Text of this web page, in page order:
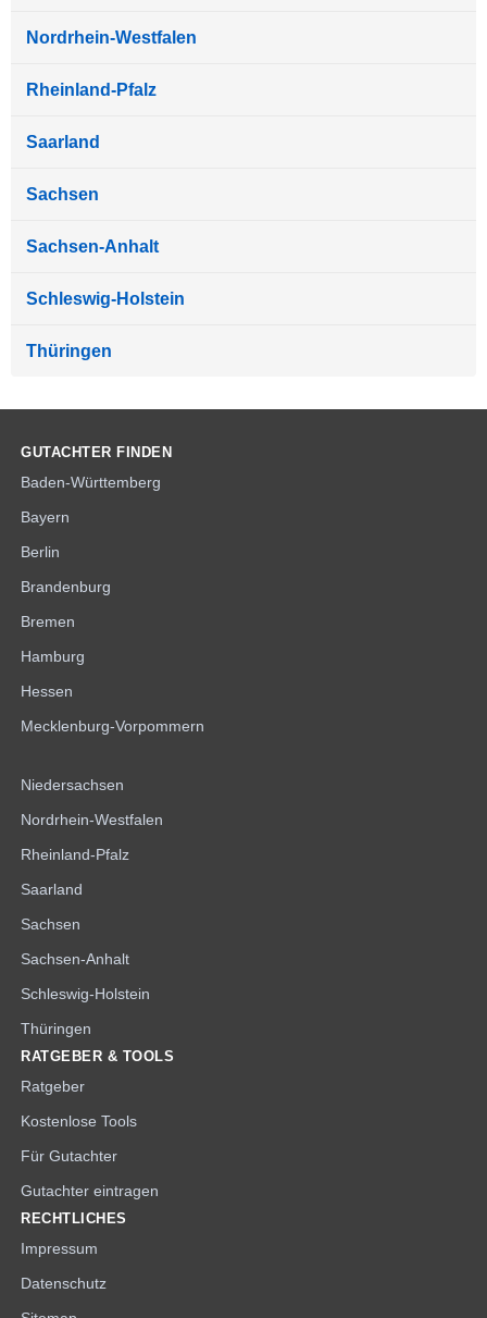
Nordrhein-Westfalen
Rheinland-Pfalz
Saarland
Sachsen
Sachsen-Anhalt
Schleswig-Holstein
Thüringen
GUTACHTER FINDEN
Baden-Württemberg
Bayern
Berlin
Brandenburg
Bremen
Hamburg
Hessen
Mecklenburg-Vorpommern
Niedersachsen
Nordrhein-Westfalen
Rheinland-Pfalz
Saarland
Sachsen
Sachsen-Anhalt
Schleswig-Holstein
Thüringen
RATGEBER & TOOLS
Ratgeber
Kostenlose Tools
Für Gutachter
Gutachter eintragen
RECHTLICHES
Impressum
Datenschutz